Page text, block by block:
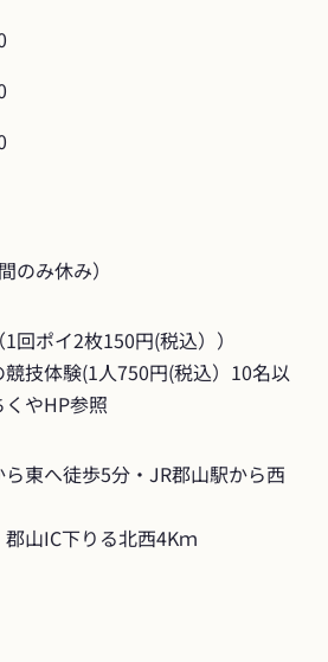
のみ休み）
回ポイ2枚150円(税込））
技体験(1人750円(税込）10名以
やHP参照
東へ徒歩5分・JR郡山駅から西
山IC下りる北西4Kｍ